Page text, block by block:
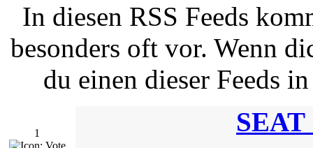
In diesen RSS Feeds
besonders oft vor. Wenn
du einen dieser Feeds
1
SEAT